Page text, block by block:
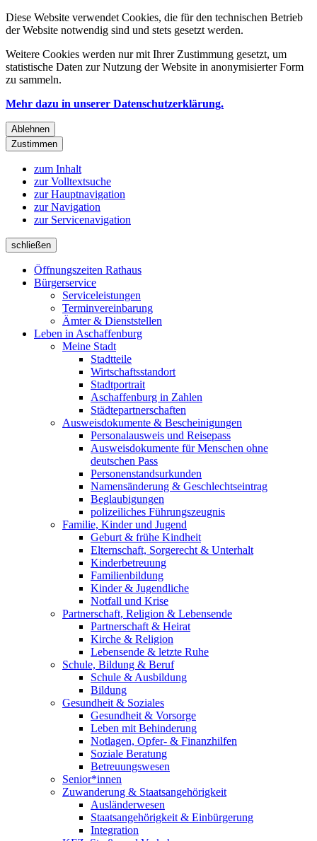
Diese Website verwendet Cookies, die für den technischen Betrieb
der Website notwendig sind und stets gesetzt werden.
Weitere Cookies werden nur mit Ihrer Zustimmung gesetzt, um
statistische Daten zur Nutzung der Website in anonymisierter Form
zu sammeln.
Mehr dazu in unserer Datenschutzerklärung.
Ablehnen
Zustimmen
zum Inhalt
zur Volltextsuche
zur Hauptnavigation
zur Navigation
zur Servicenavigation
schließen
Öffnungszeiten Rathaus
Bürgerservice
Serviceleistungen
Terminvereinbarung
Ämter & Dienststellen
Leben in Aschaffenburg
Meine Stadt
Stadtteile
Wirtschaftsstandort
Stadtportrait
Aschaffenburg in Zahlen
Städtepartnerschaften
Ausweisdokumente & Bescheinigungen
Personalausweis und Reisepass
Ausweisdokumente für Menschen ohne
deutschen Pass
Personenstandsurkunden
Namensänderung & Geschlechtseintrag
Beglaubigungen
polizeiliches Führungszeugnis
Familie, Kinder und Jugend
Geburt & frühe Kindheit
Elternschaft, Sorgerecht & Unterhalt
Kinderbetreuung
Familienbildung
Kinder & Jugendliche
Notfall und Krise
Partnerschaft, Religion & Lebensende
Partnerschaft & Heirat
Kirche & Religion
Lebensende & letzte Ruhe
Schule, Bildung & Beruf
Schule & Ausbildung
Bildung
Gesundheit & Soziales
Gesundheit & Vorsorge
Leben mit Behinderung
Notlagen, Opfer- & Finanzhilfen
Soziale Beratung
Betreuungswesen
Senior*innen
Zuwanderung & Staatsangehörigkeit
Ausländerwesen
Staatsangehörigkeit & Einbürgerung
Integration